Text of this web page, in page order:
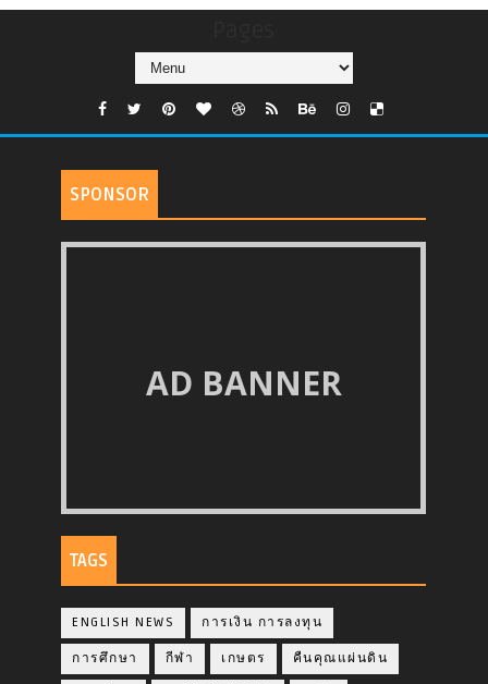
SPONSOR
AD BANNER
TAGS
ENGLISH NEWS การเงิน การลงทุน
การศึกษา กีฬา เกษตร คืนคุณแผ่นดิน